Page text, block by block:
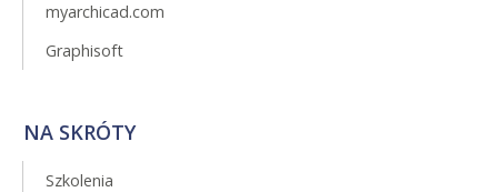
myarchicad.com
Graphisoft
NA SKRÓTY
Szkolenia